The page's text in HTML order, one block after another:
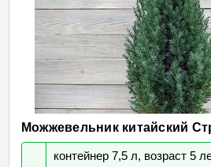
Можжевельник китайский
контейнер 7,5 л, возраст 5